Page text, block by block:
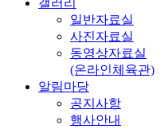
갤러리
일반자료실
사진자료실
동영상자료실
(온라인체육관)
알림마당
공지사항
행사안내